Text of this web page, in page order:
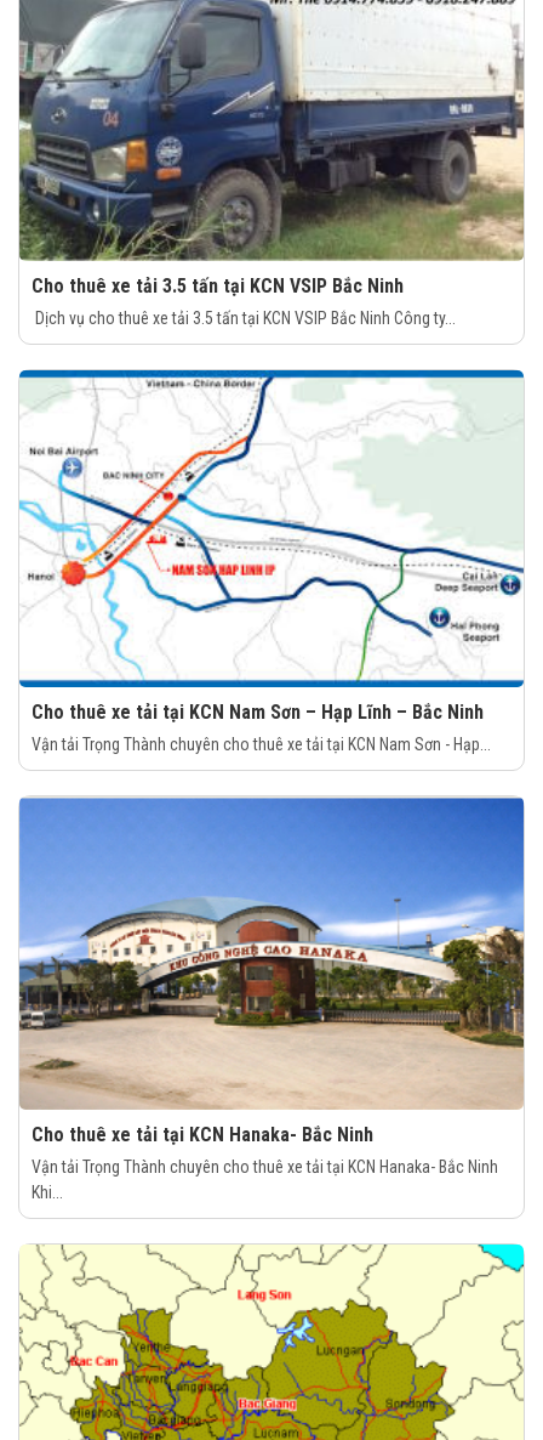
Cho thuê xe tải 3.5 tấn tại KCN VSIP Bắc Ninh
Dịch vụ cho thuê xe tải 3.5 tấn tại KCN VSIP Bắc Ninh Công ty...
Cho thuê xe tải tại KCN Nam Sơn – Hạp Lĩnh – Bắc Ninh
Vận tải Trọng Thành chuyên cho thuê xe tải tại KCN Nam Sơn - Hạp...
Cho thuê xe tải tại KCN Hanaka- Bắc Ninh
Vận tải Trọng Thành chuyên cho thuê xe tải tại KCN Hanaka- Bắc Ninh
Khi...